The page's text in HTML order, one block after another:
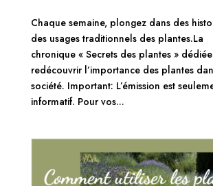
Chaque semaine, plongez dans des
des usages traditionnels des plantes.La
chronique « Secrets des plantes »
redécouvrir l’importance des plantes
société. Important: L’émission est
informatif. Pour vos...